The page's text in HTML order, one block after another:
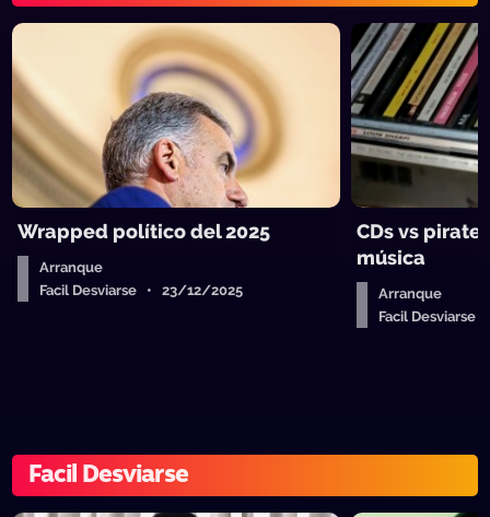
Wrapped político del 2025
Arranque
Facil Desviarse • 23/12/2025
CDs vs
música
Arranque
Facil
Facil Desviarse